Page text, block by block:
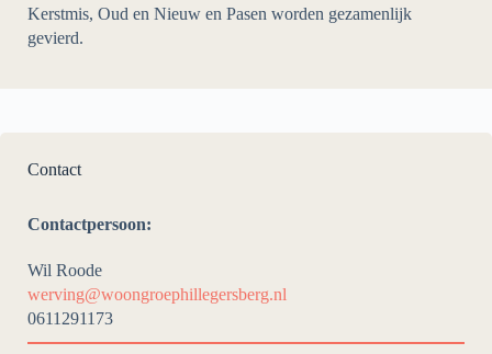
Kerstmis, Oud en Nieuw en Pasen worden gezamenlijk
gevierd.
Contact
Contactpersoon:
Wil Roode
werving@woongroephillegersberg.nl
0611291173